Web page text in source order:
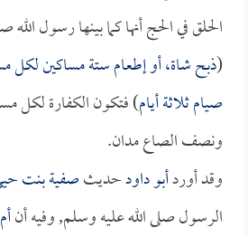
الحلق في الحج أنها كما بينها رسول
(ذبح شاة، أو إطعام ستة مساكين
صيام ثلاثة أيام) فتكون الكفارة
ونصف الصاع مدان.
وقد أوردأبو داودحديثصفية بنت
الرسول صلى الله عليه وسلم, وفيه أن